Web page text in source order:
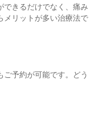
できるだけでなく、痛み
メリットが多い治療法で
予約が可能です。どう